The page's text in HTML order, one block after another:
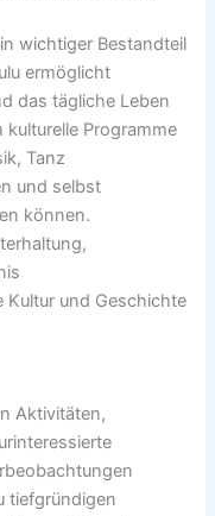
wichtiger Bestandteil
ermöglicht
d‬as tägliche Leben
Programme
Tanz
u‬nd selbst
können.
Kultur u‬nd Geschichte
Aktivitäten,
tiefgründigen